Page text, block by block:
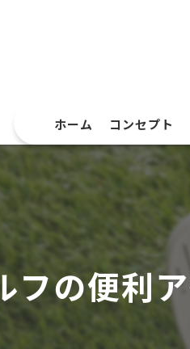
ホーム コンセプト
フの便利